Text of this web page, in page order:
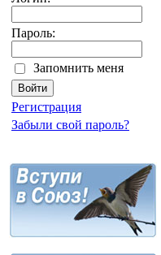
Пароль:
Запомнить меня
Регистрация
Забыли свой пароль?